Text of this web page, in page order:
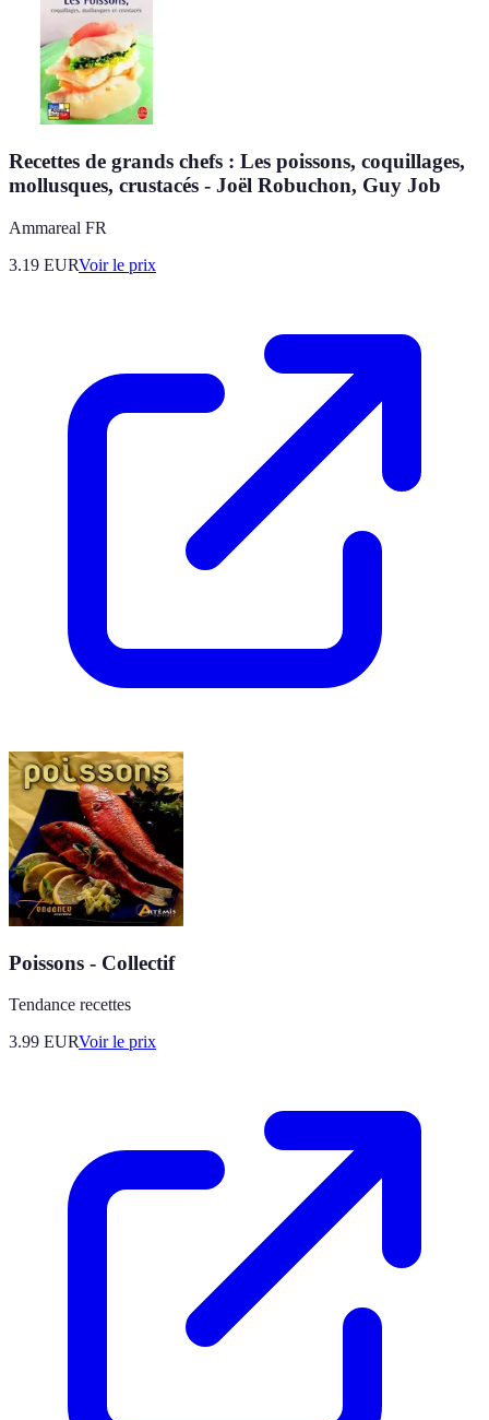
Recettes de grands chefs : Les poissons, coquillages,
mollusques, crustacés - Joël Robuchon, Guy Job
Ammareal FR
3.19 EURVoir le prix
Poissons - Collectif
Tendance recettes
3.99 EURVoir le prix